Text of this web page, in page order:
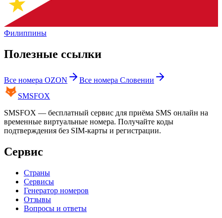
Филиппины
Полезные ссылки
Все номера OZON Все номера Словении
SMSFOX
SMSFOX — бесплатный сервис для приёма SMS онлайн на
временные виртуальные номера. Получайте коды
подтверждения без SIM-карты и регистрации.
Сервис
Страны
Сервисы
Генератор номеров
Отзывы
Вопросы и ответы